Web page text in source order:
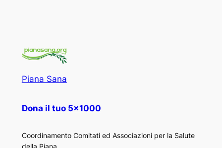
Piana Sana
Dona il tuo 5×1000
Coordinamento Comitati ed Associazioni per la Salute